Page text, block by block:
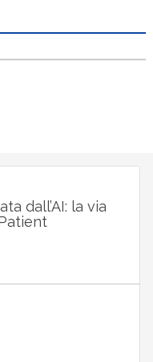
dall’AI: la via